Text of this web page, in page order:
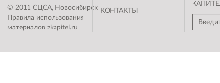
© 2011 СЦСА, Новосибирск
Правила использования
материалов zkapitel.ru
КОНТАКТЫ